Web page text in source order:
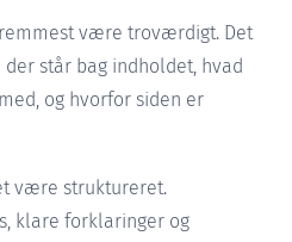
være troværdigt. Det
står bag indholdet, hvad
og hvorfor siden er
være struktureret.
klare forklaringer og